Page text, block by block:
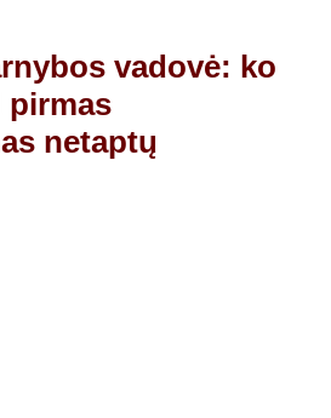
vadovė: ko
pirmas
netaptų